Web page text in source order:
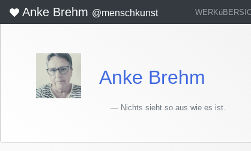
Anke Brehm @menschkunst
Anke Brehm
Nichts sieht so aus wie es ist.